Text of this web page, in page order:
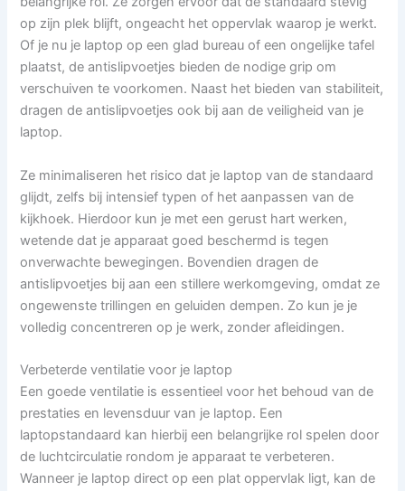
op zijn plek blijft, ongeacht het oppervlak waarop je werkt.
Of je nu je laptop op een glad bureau of een ongelijke tafel
plaatst, de antislipvoetjes bieden de nodige grip om
verschuiven te voorkomen. Naast het bieden van stabiliteit,
dragen de antislipvoetjes ook bij aan de veiligheid van je
laptop.
Ze minimaliseren het risico dat je laptop van de standaard
glijdt, zelfs bij intensief typen of het aanpassen van de
kijkhoek. Hierdoor kun je met een gerust hart werken,
wetende dat je apparaat goed beschermd is tegen
onverwachte bewegingen. Bovendien dragen de
antislipvoetjes bij aan een stillere werkomgeving, omdat ze
ongewenste trillingen en geluiden dempen. Zo kun je je
volledig concentreren op je werk, zonder afleidingen.
Verbeterde ventilatie voor je laptop
Een goede ventilatie is essentieel voor het behoud van de
prestaties en levensduur van je laptop. Een
laptopstandaard kan hierbij een belangrijke rol spelen door
de luchtcirculatie rondom je apparaat te verbeteren.
Wanneer je laptop direct op een plat oppervlak ligt, kan de